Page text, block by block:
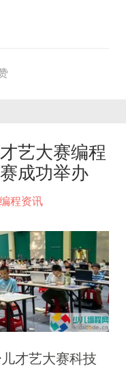
艺大赛编程
成功举办
编程资讯
才艺大赛科技